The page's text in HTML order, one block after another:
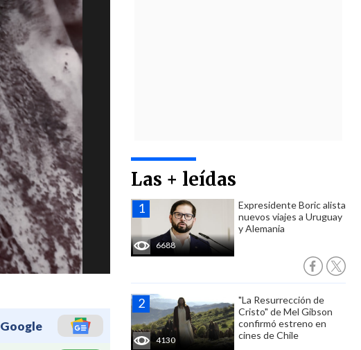
Google
Las + leídas
6688
Expresidente Boric alista
nuevos viajes a Uruguay
y Alemania
4130
"La Resurrección de
Cristo" de Mel Gibson
confirmó estreno en
cines de Chile